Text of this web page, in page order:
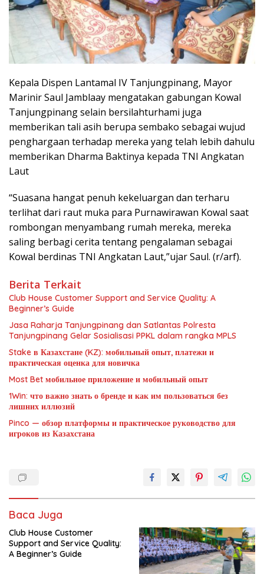
Kepala Dispen Lantamal IV Tanjungpinang, Mayor
Marinir Saul Jamblaay mengatakan gabungan Kowal
Tanjungpinang selain bersilahturhami juga
memberikan tali asih berupa sembako sebagai wujud
penghargaan terhadap mereka yang telah lebih dahulu
memberikan Dharma Baktinya kepada TNI Angkatan
Laut
“Suasana hangat penuh kekeluargan dan terharu
terlihat dari raut muka para Purnawirawan Kowal saat
rombongan menyambang rumah mereka, mereka
saling berbagi cerita tentang pengalaman sebagai
Kowal berdinas TNI Angkatan Laut,”ujar Saul. (r/arf).
Berita Terkait
Club House Customer Support and Service Quality: A
Beginner’s Guide
Jasa Raharja Tanjungpinang dan Satlantas Polresta
Tanjungpinang Gelar Sosialisasi PPKL dalam rangka MPLS
Stake в Казахстане (KZ): мобильный опыт, платежи и
практическая оценка для новичка
Most Bet мобильное приложение и мобильный опыт
1Win: что важно знать о бренде и как им пользоваться без
лишних иллюзий
Pinco — обзор платформы и практическое руководство для
игроков из Казахстана
Baca Juga
Club House Customer
Support and Service Quality:
A Beginner’s Guide